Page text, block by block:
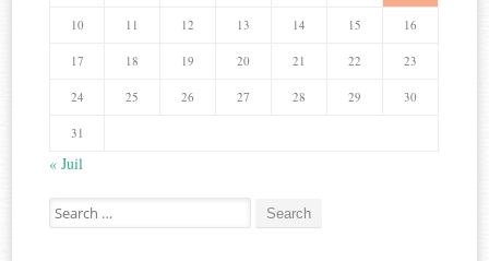
10 11 12 13 14 15 16
17 18 19 20 21 22 23
24 25 26 27 28 29 30
31
« Juil
Search
for: